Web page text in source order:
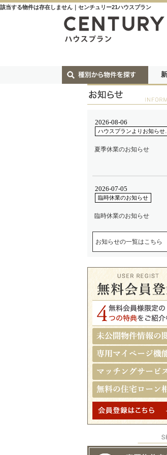
該当する物件は存在しません｜センチュリー21ハウスプラン
お知らせの一覧はこちら